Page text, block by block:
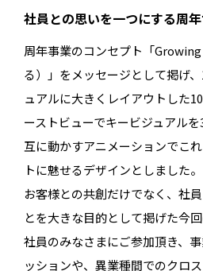
社員との思いを一つにする周
周年事業のコンセプト「
る）」をメッセージとして掲げ
ュアルに大きくレイアウトした
ーストビューでキービジュアル
互に動かすアニメーションでこ
トに魅せるデザインとしました。
お客様との共創だけでなく、社
とを大きな目的として掲げた今
社員のみなさまにご参加頂き、
ッションや、異業種間でのクロ